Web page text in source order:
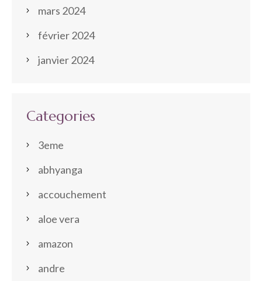
mars 2024
février 2024
janvier 2024
Categories
3eme
abhyanga
accouchement
aloe vera
amazon
andre